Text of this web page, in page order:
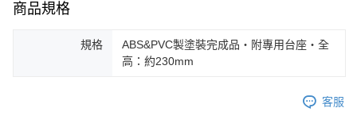
商品規格
規格
ABS&PVC製塗裝完成品・附專用台座・全
高：約230mm
客服